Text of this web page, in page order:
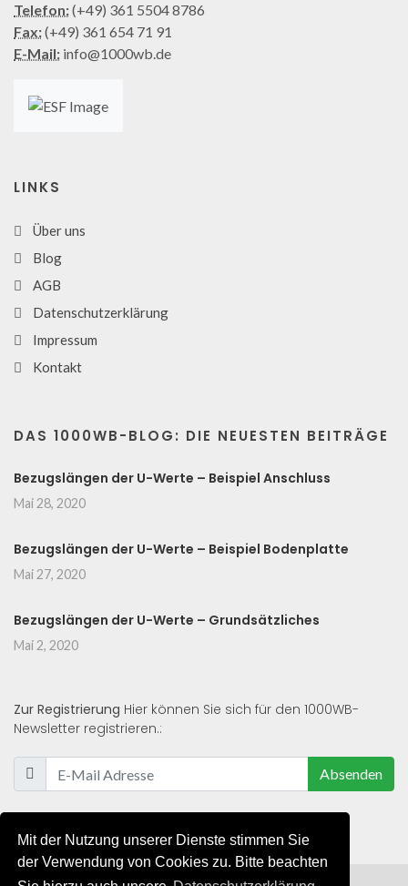
Mit der Nutzung unserer Dienste stimmen Sie
der Verwendung von Cookies zu. Bitte beachten
Telefon:(+49) 361 5504 8786
Fax:(+49) 361 654 71 91
E-Mail: info@1000wb.de
LINKS
Über uns
Blog
AGB
Datenschutzerklärung
Impressum
Kontakt
DAS 1000WB-BLOG: DIE NEUESTEN BEITRÄGE
Bezugslängen der U-Werte – Beispiel Anschluss
Mai 28, 2020
Bezugslängen der U-Werte – Beispiel Bodenplatte
Mai 27, 2020
Bezugslängen der U-Werte – Grundsätzliches
Mai 2, 2020
Zur Registrierung Hier können Sie sich für den 1000WB-
Newsletter registrieren.:
Absenden